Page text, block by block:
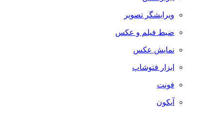
ویرایشگر تصویر
ضبط فيلم و عكس
نمایش عکس
ابزار فتوشاپ
فونت
آیکون